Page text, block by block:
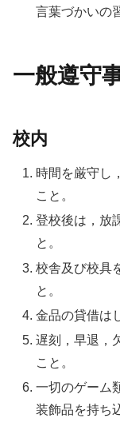
言葉づかいの
一般遵守
校内
時間を厳守し
こと。
登校後は，放
と。
校舎及び校具
と。
金品の貸借は
遅刻，早退，
こと。
一切のゲーム
装飾品を持ち